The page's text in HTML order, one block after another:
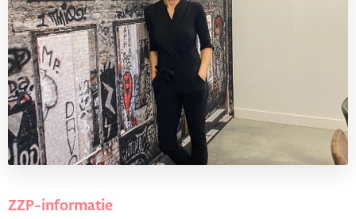
ZZP-informatie